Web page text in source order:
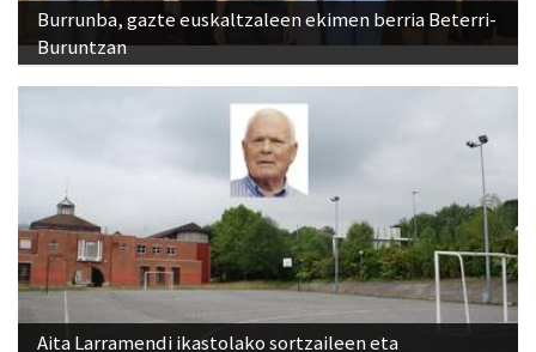
Burrunba, gazte euskaltzaleen ekimen berria Beterri-
Buruntzan
Aita Larramendi ikastolako sortzaileen eta